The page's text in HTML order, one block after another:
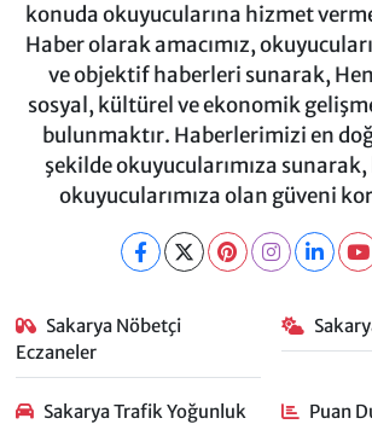
konuda okuyucularına hizmet
Haber olarak amacımız,
ve objektif haberleri sunarak,
sosyal, kültürel ve ekonomik
bulunmaktır. Haberlerimizi en
şekilde okuyucularımıza
okuyucularımıza olan güveni
Sakarya Nöbetçi
Eczaneler
Sakarya Trafik Yoğunluk
Puan